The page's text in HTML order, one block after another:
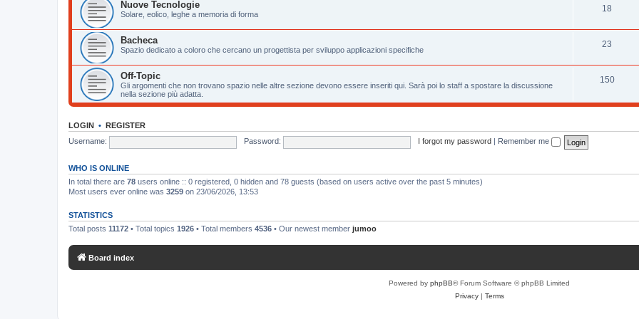
Nuove Tecnologie
Solare, eolico, leghe a memoria di forma
18
Bacheca
Spazio dedicato a coloro che cercano un progettista per sviluppo applicazioni specifiche
23
Off-Topic
Gli argomenti che non trovano spazio nelle altre sezione devono essere inseriti qui. Sarà poi lo staff a spostare la discussione
nella sezione più adatta.
150
LOGIN • REGISTER
Username:
Password: I forgot my password Remember me
WHO IS ONLINE
In total there are 78 users online :: 0 registered, 0 hidden and 78 guests (based on users active over the past 5 minutes)
Most users ever online was 3259 on 23/06/2026, 13:53
STATISTICS
Total posts 11172 • Total topics 1926 • Total members 4536 • Our newest member jumoo
Board index
Powered by phpBB® Forum Software © phpBB Limited
Privacy| Terms